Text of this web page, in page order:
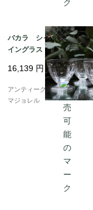
バカラ シャルム ワ
イングラス マーク無
16,139 円
アンティークギャラリー
マジョレル